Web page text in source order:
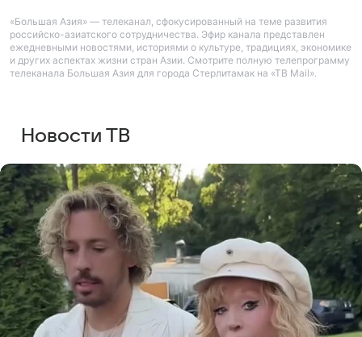
«Большая Азия» — телеканал, сфокусированный на теме развития
российско-азиатского сотрудничества. Эфир канала представлен
ежедневными новостями, историями о культуре, традициях, экономике
и других аспектах жизни стран Азии. Смотрите полную телепрограмму
телеканала Большая Азия для города Стерлитамак на «ТВ Mail».
Новости ТВ